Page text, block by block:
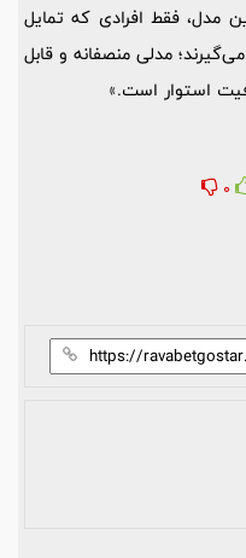
مدل، فقط افرادی که تمایل
مدلی منصفانه و قابل
استوار است.»
0